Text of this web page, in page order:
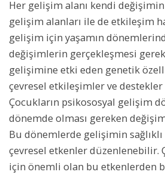
Her gelişim alanı kendi
gelişim alanları ile de etkileşim
gelişim için yaşamın
değişimlerin gerçekleşmesi
gelişimine etki eden genetik
çevresel etkileşimler ve
Çocukların psikososyal gelişim
dönemde olması gereken
Bu dönemlerde gelişimin
çevresel etkenler düzenlenebilir.
için önemli olan bu etkenlerden